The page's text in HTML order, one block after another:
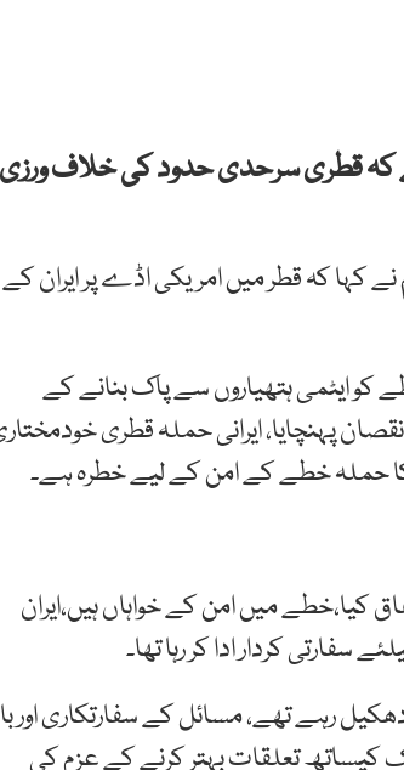
کہ قطری سرحدی حدود کی خلاف ورزی
کہا کہ قطر میں امریکی اڈے پر ایران کے
کو ایٹمی ہتھیاروں سے پاک بنانے کے
پہنچایا، ایرانی حملہ قطری
کا حملہ خطے کے امن کے لیے خطرہ ہے۔
کیا،خطے میں امن کے خواہاں ہیں،ایران
کردار ادا کر رہا تھا۔
رہے تھے، مسائل کے سفارتکاری اور با
تعلقات بہتر کرنے کے عزم کی